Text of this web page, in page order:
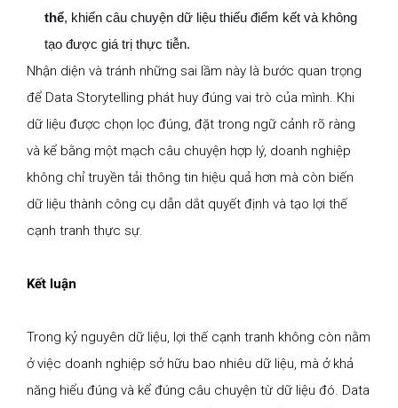
thể, khiến câu chuyện dữ liệu thiếu điểm kết và không
tạo được giá trị thực tiễn.
Nhận diện và tránh những sai lầm này là bước quan trọng
để Data Storytelling phát huy đúng vai trò của mình. Khi
dữ liệu được chọn lọc đúng, đặt trong ngữ cảnh rõ ràng
và kể bằng một mạch câu chuyện hợp lý, doanh nghiệp
không chỉ truyền tải thông tin hiệu quả hơn mà còn biến
dữ liệu thành công cụ dẫn dắt quyết định và tạo lợi thế
cạnh tranh thực sự.
Kết luận
Trong kỷ nguyên dữ liệu, lợi thế cạnh tranh không còn nằm
ở việc doanh nghiệp sở hữu bao nhiêu dữ liệu, mà ở khả
năng hiểu đúng và kể đúng câu chuyện từ dữ liệu đó. Data